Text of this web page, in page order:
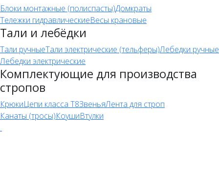
Блоки монтажные (полиспасты)Домкраты
Тележки гидравлическиеВесы крановые
Тали и лебёдки
Тали ручныеТали электрические (тельферы)Лебедки ручные
Лебедки электрические
Комплектующие для производства
стропов
КрюкиЦепи класса Т8ЗвеньяЛента для строп
Канаты (тросы)КоушиВтулки